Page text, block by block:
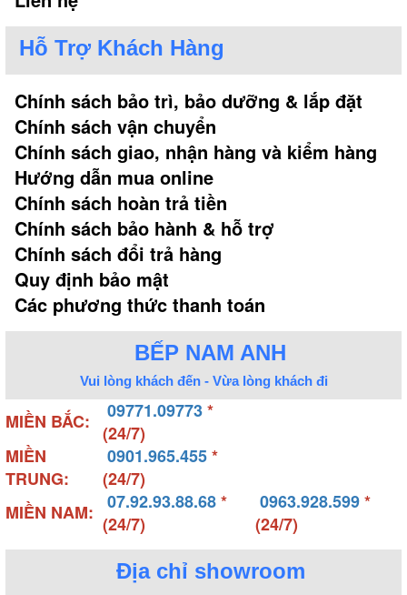
Hỗ Trợ Khách Hàng
Chính sách bảo trì, bảo dưỡng & lắp đặt
Chính sách vận chuyển
Chính sách giao, nhận hàng và kiểm hàng
Hướng dẫn mua online
Chính sách hoàn trả tiền
Chính sách bảo hành & hỗ trợ
Chính sách đổi trả hàng
Quy định bảo mật
Các phương thức thanh toán
BẾP NAM ANH
Vui lòng khách đến - Vừa lòng khách đi
MIỀN BẮC: 09771.09773*
(24/7)
MIỀN
TRUNG:
0901.965.455*
(24/7)
MIỀN NAM:
07.92.93.88.68*
(24/7)
0963.928.599*
(24/7)
Địa chỉ showroom